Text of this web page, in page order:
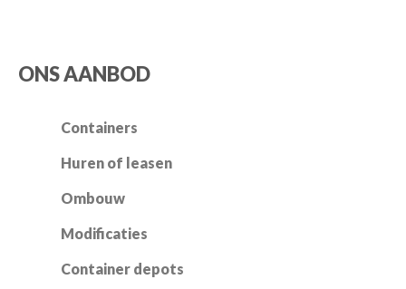
ONS AANBOD
Containers
Huren of leasen
Ombouw
Modificaties
Container depots